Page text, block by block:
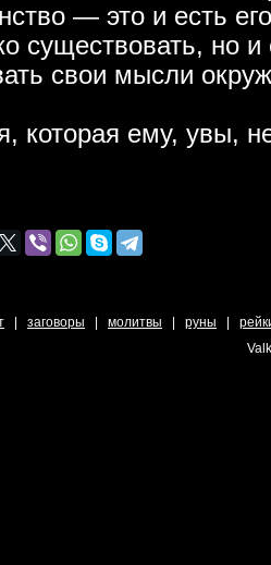
— это и есть
существовать, но
свои мысли
которая ему, увы,
заговоры молитвы руны